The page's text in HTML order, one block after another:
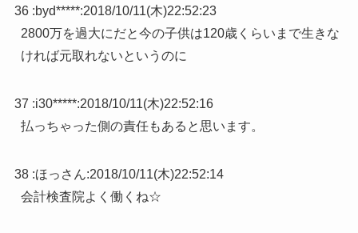
36 :byd*****:2018/10/11(木)22:52:23
2800万を過大にだと今の子供は120歳くらいまで生きな
ければ元取れないというのに
37 :i30*****:2018/10/11(木)22:52:16
払っちゃった側の責任もあると思います。
38 :ほっさん:2018/10/11(木)22:52:14
会計検査院よく働くね☆